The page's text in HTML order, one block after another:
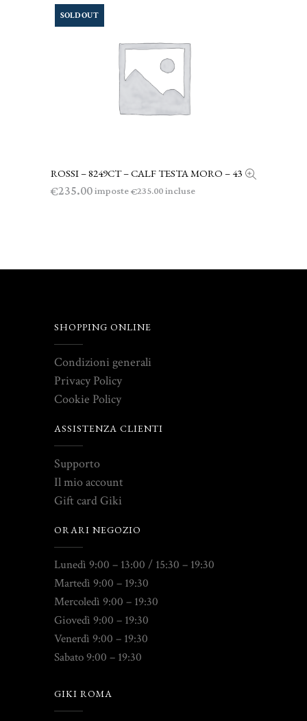
SOLD OUT
LEGGI TUTTO
ROSSI – 8249CT – CALF TESTA MORO – 43
€235.00imposte€235.00incluse
SHOPPING ONLINE
Condizioni generali
Privacy Policy
Cookie Policy
ASSISTENZA CLIENTI
Supporto
Il mio account
Gift card Giki
ORARI NEGOZIO
Lunedì 9:00 – 13:00 / 15:30 – 19:30
Martedì 9:00 – 19:30
Mercoledì 9:00 – 19:30
Giovedì 9:00 – 19:30
Venerdì 9:00 – 19:30
Sabato 9:00 – 19:30
GIKI ROMA